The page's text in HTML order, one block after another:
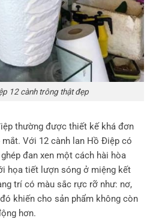
12 cành trông thật đẹp
thường được thiết kế khá đơn
Với 12 cành lan Hồ Điệp có
đan xen một cách hài hòa
họa tiết lượn sóng ở miệng kết
trí có màu sắc rực rỡ như: nơ,
khiến cho sản phẩm không còn
hơn.